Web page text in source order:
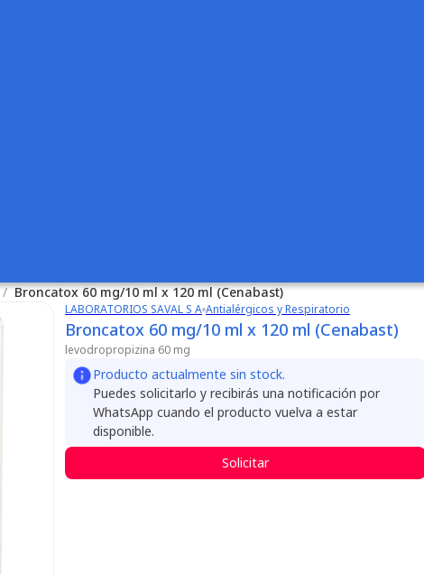
/ Broncatox 60 mg/10 ml x 120 ml (Cenabast)
LABORATORIOS SAVAL S A Antialérgicos y Respiratorio
Broncatox 60 mg/10 ml x 120 ml (Cenabast)
levodropropizina 60 mg
Producto actualmente sin stock.
Puedes solicitarlo y recibirás una notificación por
WhatsApp cuando el producto vuelva a estar
disponible.
Solicitar